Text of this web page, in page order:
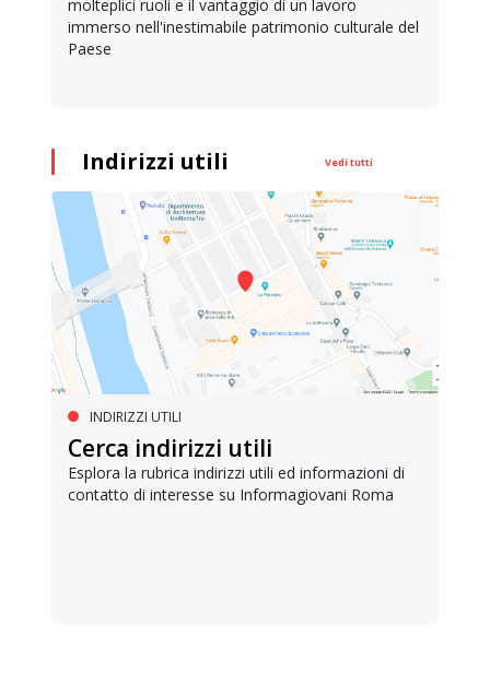
molteplici ruoli e il vantaggio di un lavoro
immerso nell'inestimabile patrimonio culturale del
Paese
Indirizzi utili Vedi tutti
INDIRIZZI UTILI
Cerca indirizzi utili
Esplora la rubrica indirizzi utili ed informazioni di
contatto di interesse su Informagiovani Roma